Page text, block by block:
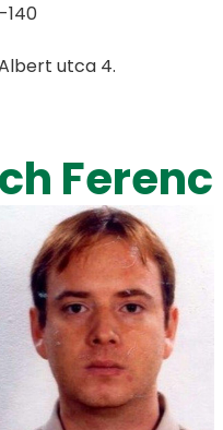
140
utca 4.
Ferenc